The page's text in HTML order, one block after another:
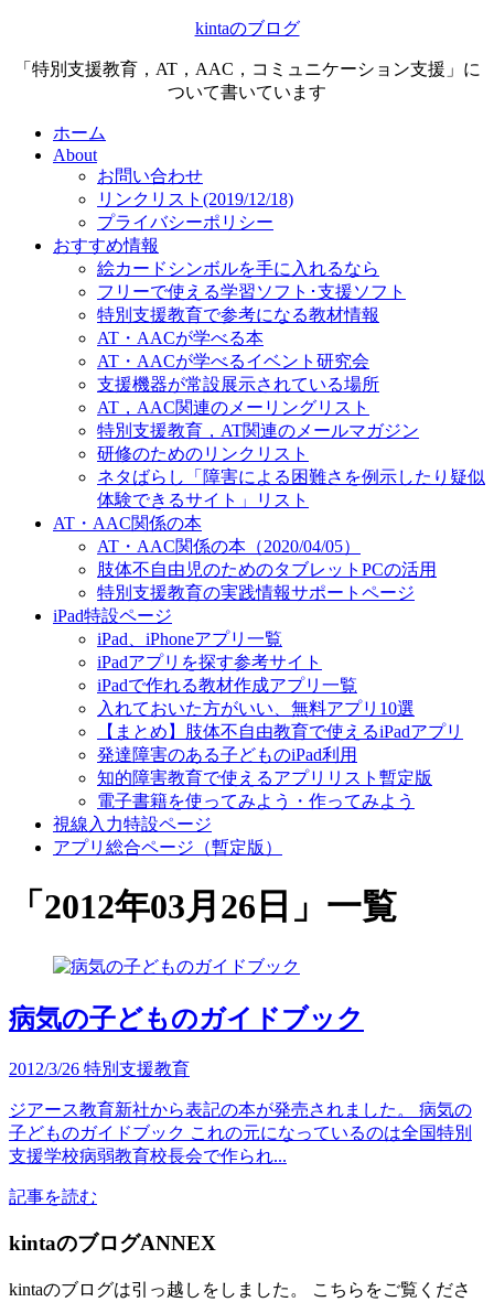
kintaのブログ
「特別支援教育，AT，AAC，コミュニケーション支援」に
ついて書いています
ホーム
About
お問い合わせ
リンクリスト(2019/12/18)
プライバシーポリシー
おすすめ情報
絵カードシンボルを手に入れるなら
フリーで使える学習ソフト･支援ソフト
特別支援教育で参考になる教材情報
AT・AACが学べる本
AT・AACが学べるイベント研究会
支援機器が常設展示されている場所
AT，AAC関連のメーリングリスト
特別支援教育，AT関連のメールマガジン
研修のためのリンクリスト
ネタばらし「障害による困難さを例示したり疑似
体験できるサイト」リスト
AT・AAC関係の本
AT・AAC関係の本（2020/04/05）
肢体不自由児のためのタブレットPCの活用
特別支援教育の実践情報サポートページ
iPad特設ページ
iPad、iPhoneアプリ一覧
iPadアプリを探す参考サイト
iPadで作れる教材作成アプリ一覧
入れておいた方がいい、無料アプリ10選
【まとめ】肢体不自由教育で使えるiPadアプリ
発達障害のある子どものiPad利用
知的障害教育で使えるアプリリスト暫定版
電子書籍を使ってみよう・作ってみよう
視線入力特設ページ
アプリ総合ページ（暫定版）
「 2012年03月26日 」 一覧
病気の子どものガイドブック
2012/3/26 特別支援教育
ジアース教育新社から表記の本が発売されました。 病気の
子どものガイドブック これの元になっているのは全国特別
支援学校病弱教育校長会で作られ...
記事を読む
kintaのブログANNEX
kintaのブログは引っ越しをしました。 こちらをご覧くださ